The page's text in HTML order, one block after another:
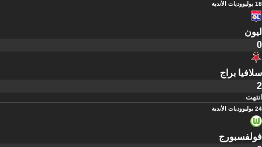
18 يوليو وديات الأندية
ليون
0
سلافيا براج
2
انتهت
24 يوليو وديات الأندية
فولفسبورج